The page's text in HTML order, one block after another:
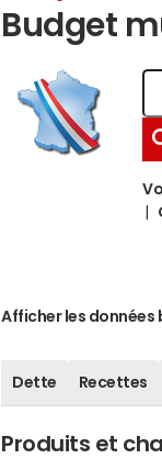
Budget
Afficher les
Dette Recettes
Produits et